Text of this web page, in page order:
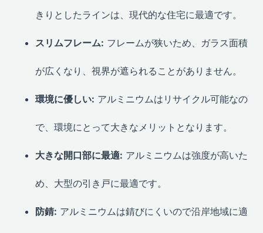
きりとしたラインは、現代的な住宅に最適です。
スリムフレーム: フレームが狭いため、ガラス面積
が広くなり、視界が遮られることがありません。
環境に優しい: アルミニウムはリサイクル可能なの
で、環境にとって大きなメリットとなります。
大きな開口部に最適: アルミニウムは強度が高いた
め、大型の引き戸に最適です。
防錆: アルミニウムは錆びにくいので沿岸地域に適